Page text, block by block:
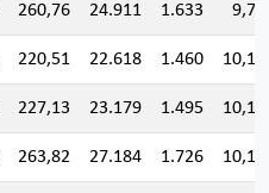
260,76 24.911 1.633
220,51 22.618 1.460
227,13 23.179 1.495
263,82 27.184 1.726